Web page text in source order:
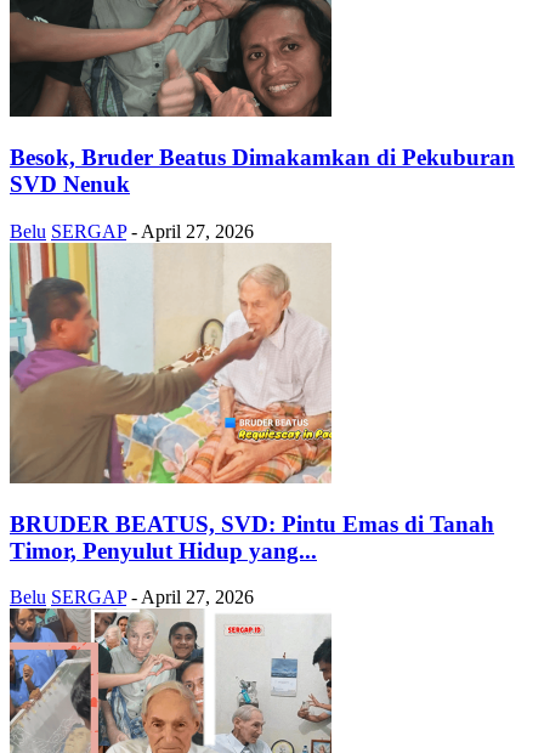
Besok, Bruder Beatus Dimakamkan di Pekuburan
SVD Nenuk
Belu SERGAP - April 27, 2026
BRUDER BEATUS, SVD: Pintu Emas di Tanah
Timor, Penyulut Hidup yang...
Belu SERGAP - April 27, 2026